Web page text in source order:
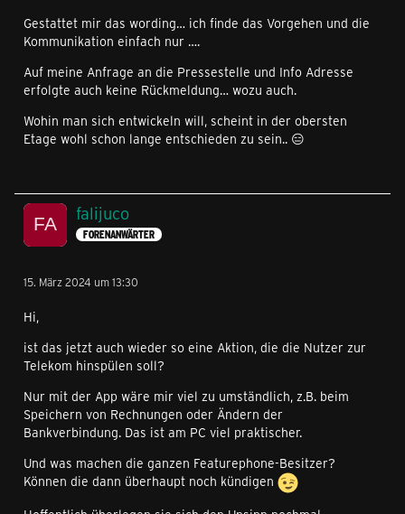
Gestattet mir das wording… ich finde das Vorgehen und die
Kommunikation einfach nur ….
Auf meine Anfrage an die Pressestelle und Info Adresse
erfolgte auch keine Rückmeldung… wozu auch.
Wohin man sich entwickeln will, scheint in der obersten
Etage wohl schon lange entschieden zu sein.. 😑
falijuco
FORENANWÄRTER
15. März 2024 um 13:30
Hi,
ist das jetzt auch wieder so eine Aktion, die die Nutzer zur
Telekom hinspülen soll?
Nur mit der App wäre mir viel zu umständlich, z.B. beim
Speichern von Rechnungen oder Ändern der
Bankverbindung. Das ist am PC viel praktischer.
Und was machen die ganzen Featurephone-Besitzer?
Können die dann überhaupt noch kündigen